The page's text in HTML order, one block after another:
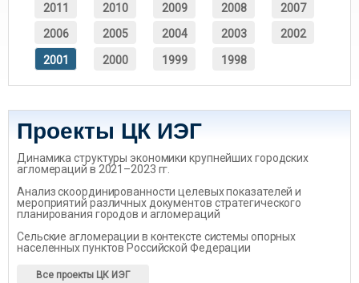
2011 2010 2009 2008 2007
2006 2005 2004 2003 2002
2001 2000 1999 1998
Проекты ЦК ИЭГ
Динамика структуры экономики крупнейших городских
агломераций в 2021–2023 гг.
Анализ скоординированности целевых показателей и
мероприятий различных документов стратегического
планирования городов и агломераций
Сельские агломерации в контексте системы опорных
населенных пунктов Российской Федерации
Все проекты ЦК ИЭГ